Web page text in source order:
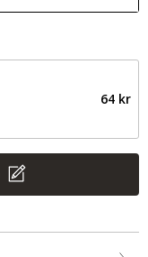
64 kr